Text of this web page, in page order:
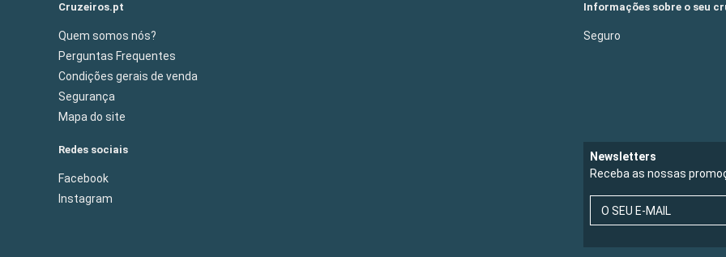
Cruzeiros.pt
Quem somos nós?
Perguntas Frequentes
Condições gerais de venda
Segurança
Mapa do site
Informações sobre o seu
Seguro
Redes sociais
Facebook
Instagram
Newsletters
Receba as nossas
O SEU E-MAIL